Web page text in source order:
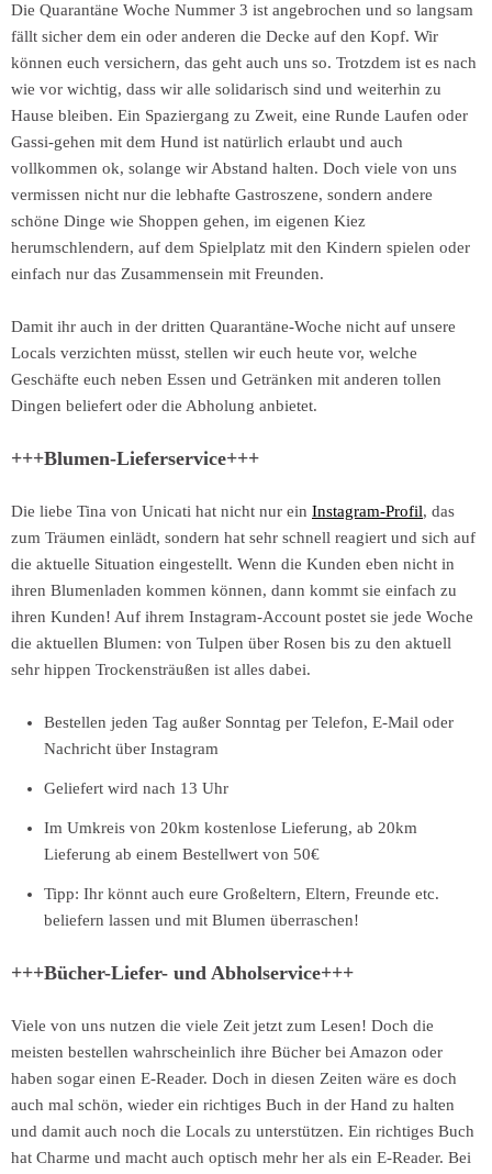
Die Quarantäne Woche Nummer 3 ist angebrochen und so langsam
fällt sicher dem ein oder anderen die Decke auf den Kopf. Wir
können euch versichern, das geht auch uns so. Trotzdem ist es nach
wie vor wichtig, dass wir alle solidarisch sind und weiterhin zu
Hause bleiben. Ein Spaziergang zu Zweit, eine Runde Laufen oder
Gassi-gehen mit dem Hund ist natürlich erlaubt und auch
vollkommen ok, solange wir Abstand halten. Doch viele von uns
vermissen nicht nur die lebhafte Gastroszene, sondern andere
schöne Dinge wie Shoppen gehen, im eigenen Kiez
herumschlendern, auf dem Spielplatz mit den Kindern spielen oder
einfach nur das Zusammensein mit Freunden.
Damit ihr auch in der dritten Quarantäne-Woche nicht auf unsere
Locals verzichten müsst, stellen wir euch heute vor, welche
Geschäfte euch neben Essen und Getränken mit anderen tollen
Dingen beliefert oder die Abholung anbietet.
+++Blumen-Lieferservice+++
Die liebe Tina von Unicati hat nicht nur ein Instagram-Profil, das
zum Träumen einlädt, sondern hat sehr schnell reagiert und sich auf
die aktuelle Situation eingestellt. Wenn die Kunden eben nicht in
ihren Blumenladen kommen können, dann kommt sie einfach zu
ihren Kunden! Auf ihrem Instagram-Account postet sie jede Woche
die aktuellen Blumen: von Tulpen über Rosen bis zu den aktuell
sehr hippen Trockensträußen ist alles dabei.
Bestellen jeden Tag außer Sonntag per Telefon, E-Mail oder
Nachricht über Instagram
Geliefert wird nach 13 Uhr
Im Umkreis von 20km kostenlose Lieferung, ab 20km
Lieferung ab einem Bestellwert von 50€
Tipp: Ihr könnt auch eure Großeltern, Eltern, Freunde etc.
beliefern lassen und mit Blumen überraschen!
+++Bücher-Liefer- und Abholservice+++
Viele von uns nutzen die viele Zeit jetzt zum Lesen! Doch die
meisten bestellen wahrscheinlich ihre Bücher bei Amazon oder
haben sogar einen E-Reader. Doch in diesen Zeiten wäre es doch
auch mal schön, wieder ein richtiges Buch in der Hand zu halten
und damit auch noch die Locals zu unterstützen. Ein richtiges Buch
hat Charme und macht auch optisch mehr her als ein E-Reader. Bei